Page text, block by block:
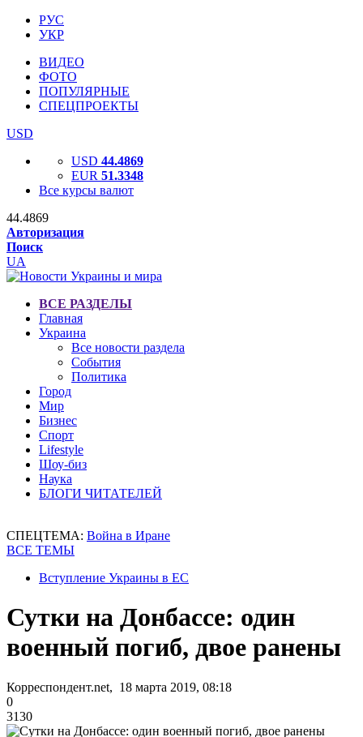
РУС
УКР
ВИДЕО
ФОТО
ПОПУЛЯРНЫЕ
СПЕЦПРОЕКТЫ
USD
USD 44.4869
EUR 51.3348
Все курсы валют
44.4869
Авторизация
Поиск
UA
ВСЕ РАЗДЕЛЫ
Главная
Украина
Все новости раздела
События
Политика
Город
Мир
Бизнес
Спорт
Lifestyle
Шоу-биз
Наука
БЛОГИ ЧИТАТЕЛЕЙ
СПЕЦТЕМА: Война в Иране
ВСЕ ТЕМЫ
Вступление Украины в ЕС
Сутки на Донбассе: один
военный погиб, двое ранены
Корреспондент.net, 18 марта 2019, 08:18
0
3130